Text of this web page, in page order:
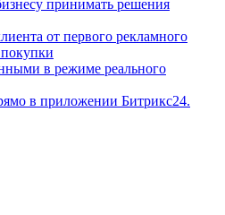
принимать решения
от первого рекламного
в режиме реального
в приложении Битрикс24.